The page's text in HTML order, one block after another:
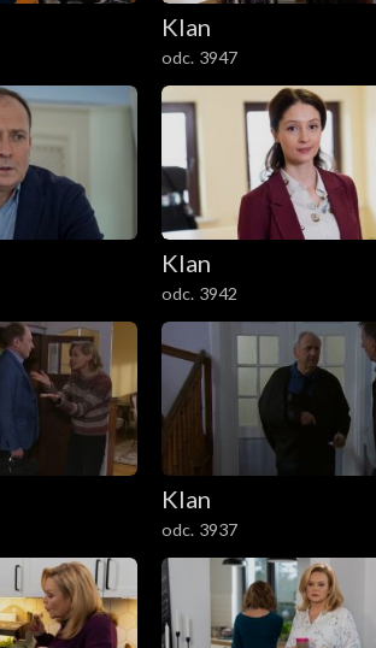
Klan
odc. 3947
Klan
odc. 3942
Klan
odc. 3937